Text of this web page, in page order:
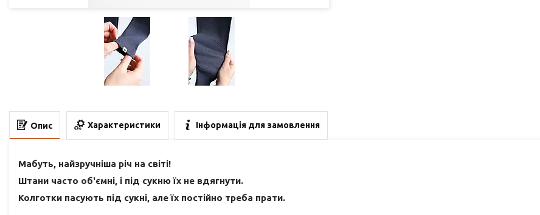
Опис Характеристики Інформація для замовлення
Мабуть, найзручніша річ на світі!
Штани часто об'ємні, і під сукню їх не вдягнути.
Колготки пасують під сукні, але їх постійно треба прати.